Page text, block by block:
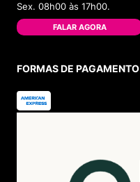
Sex. 08h00 às 17h00.
FALAR AGORA
FORMAS DE PAGAMENTO